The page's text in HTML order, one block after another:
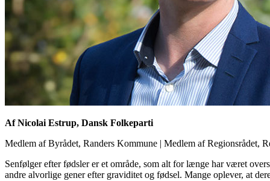
Af Nicolai Estrup, Dansk Folkeparti
Medlem af Byrådet, Randers Kommune | Medlem af Regionsrådet,
Senfølger efter fødsler er et område, som alt for længe har været
andre alvorlige gener efter graviditet og fødsel. Mange oplever, at